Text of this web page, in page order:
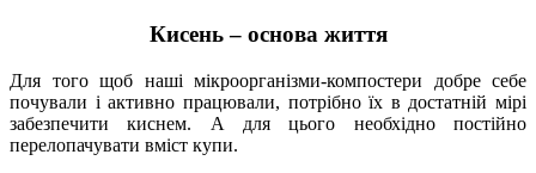
Кисень – основа життя
Для того щоб наші мікроорганізми-компостери добре себе
почували і активно працювали, потрібно їх в достатній мірі
забезпечити киснем. А для цього необхідно постійно
перелопачувати вміст купи.